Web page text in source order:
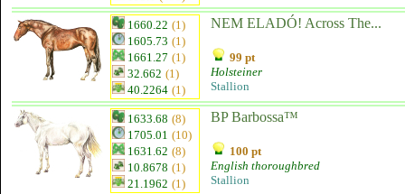
1660.22 (1)
1605.73 (1)
1661.27 (1)
32.662 (1)
40.2264 (1)
NEM ELADÓ! Across The...
99 pt
Holsteiner
Stallion
1633.68 (8)
1705.01 (10)
1631.62 (8)
10.8678 (1)
21.1962 (1)
BP Barbossa™
100 pt
English thoroughbred
Stallion